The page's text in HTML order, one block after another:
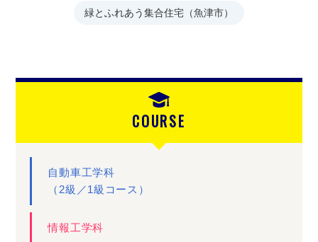
緑とふれあう集合住宅（魚津市）
COURSE
自動車工学科
（2級／1級コース）
情報工学科